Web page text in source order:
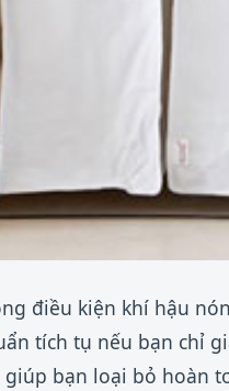
điều kiện khí hậu
tích tụ nếu bạn chỉ
giúp bạn loại bỏ hoàn